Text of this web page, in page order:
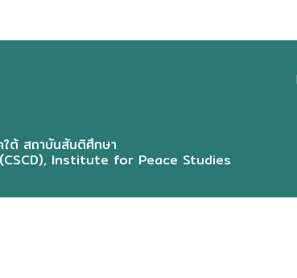
ต้ สถาบันสันติศึกษา
Institute for Peace Studies